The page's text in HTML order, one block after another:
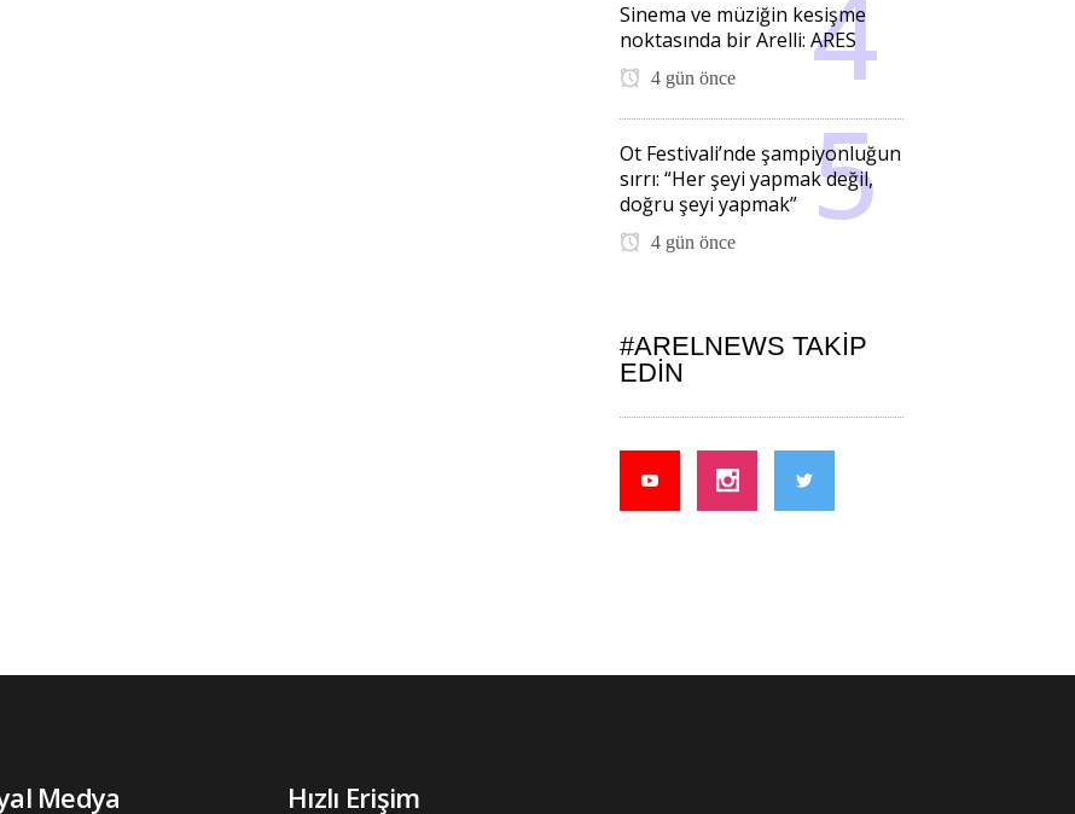
Sinema ve müziğin kesişme
noktasında bir Arelli: ARES
4 gün önce
Ot Festivali’nde şampiyonluğun
sırrı: “Her şeyi yapmak değil,
doğru şeyi yapmak”
4 gün önce
#ARELNEWS TAKIP
EDIN
Medya Hızlı Erişim